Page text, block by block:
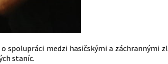
spolupráci medzi hasičskými a záchrannými
staníc.